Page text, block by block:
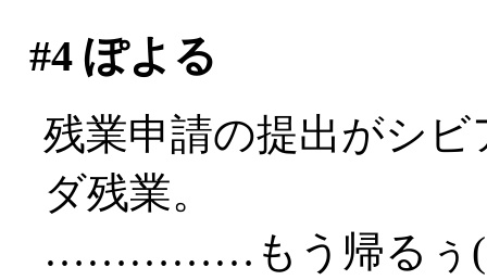
#4ぽよる
残業申請の提出がシ
ダ残業。
……………もう帰るぅ